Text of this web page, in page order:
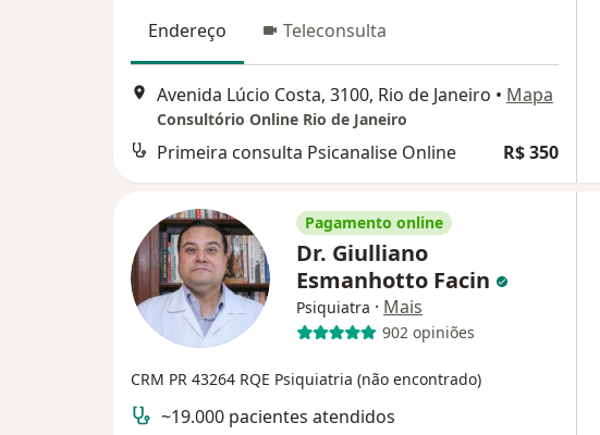
Endereço
Teleconsulta
Avenida Lúcio Costa, 3100, Rio de Janeiro • Mapa
Consultório Online Rio de Janeiro
Primeira consulta Psicanalise Online R$ 350
Pagamento online
Dr. Giulliano
Esmanhotto Facin
Psiquiatra · Mais
902 opiniões
CRM PR 43264 RQE Psiquiatria (não encontrado)
~19.000 pacientes atendidos